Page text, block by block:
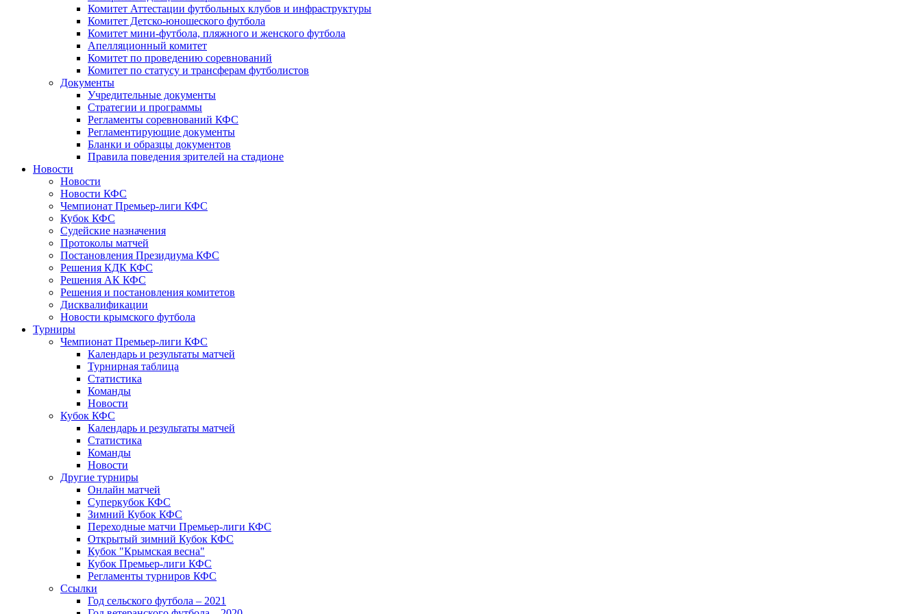
Комитет Аттестации футбольных клубов и инфраструктуры
Комитет Детско-юношеского футбола
Комитет мини-футбола, пляжного и женского футбола
Апелляционный комитет
Комитет по проведению соревнований
Комитет по статусу и трансферам футболистов
Документы
Учредительные документы
Стратегии и программы
Регламенты соревнований КФС
Регламентирующие документы
Бланки и образцы документов
Правила поведения зрителей на стадионе
Новости
Новости
Новости КФС
Чемпионат Премьер-лиги КФС
Кубок КФС
Судейские назначения
Протоколы матчей
Постановления Президиума КФС
Решения КДК КФС
Решения АК КФС
Решения и постановления комитетов
Дисквалификации
Новости крымского футбола
Турниры
Чемпионат Премьер-лиги КФС
Календарь и результаты матчей
Турнирная таблица
Статистика
Команды
Новости
Кубок КФС
Календарь и результаты матчей
Статистика
Команды
Новости
Другие турниры
Онлайн матчей
Суперкубок КФС
Зимний Кубок КФС
Переходные матчи Премьер-лиги КФС
Открытый зимний Кубок КФС
Кубок "Крымская весна"
Кубок Премьер-лиги КФС
Регламенты турниров КФС
Ссылки
Год сельского футбола – 2021